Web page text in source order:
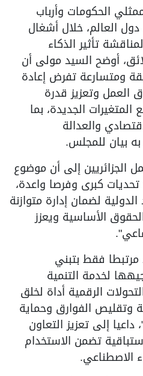
الحكومات وأرباب
العالم، خلال أشغال
تأثير الذكاء
أوضح السيد مولى أن
ومتسارعة تفرض إعادة
العمل وتعزيز قدرة
الجديدة، بما
والعدالة
بيان للمجلس.
الجزائريين إلى أن موضوع
كبرى وفرصا واعدة،
لضمان إدارة متوازنة
الأساسية ويعزز
فقط بتبني
لخدمة التنمية
الرقمية أداة لخلق
الفوارق وحماية
إلى تعزيز التعاون
تضمن الاستخدام
الاصطناعي.